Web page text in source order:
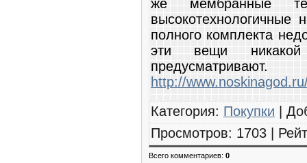
же мембранные
полного комплекта
эти вещи
http://
Категория: Покупки |
Просмотров: 1703 |
Всего комментариев: 0